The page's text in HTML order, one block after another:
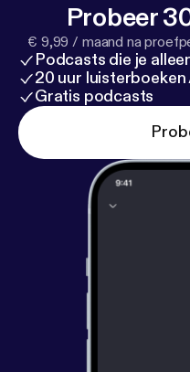
Probeer
€ 9,99 / maand na
Podcasts die je
20 uur luisterboeken
Gratis podcasts